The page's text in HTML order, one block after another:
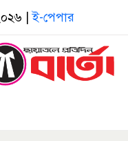
|ই-পেপার